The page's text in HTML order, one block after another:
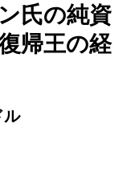
氏の純資
帰王の経